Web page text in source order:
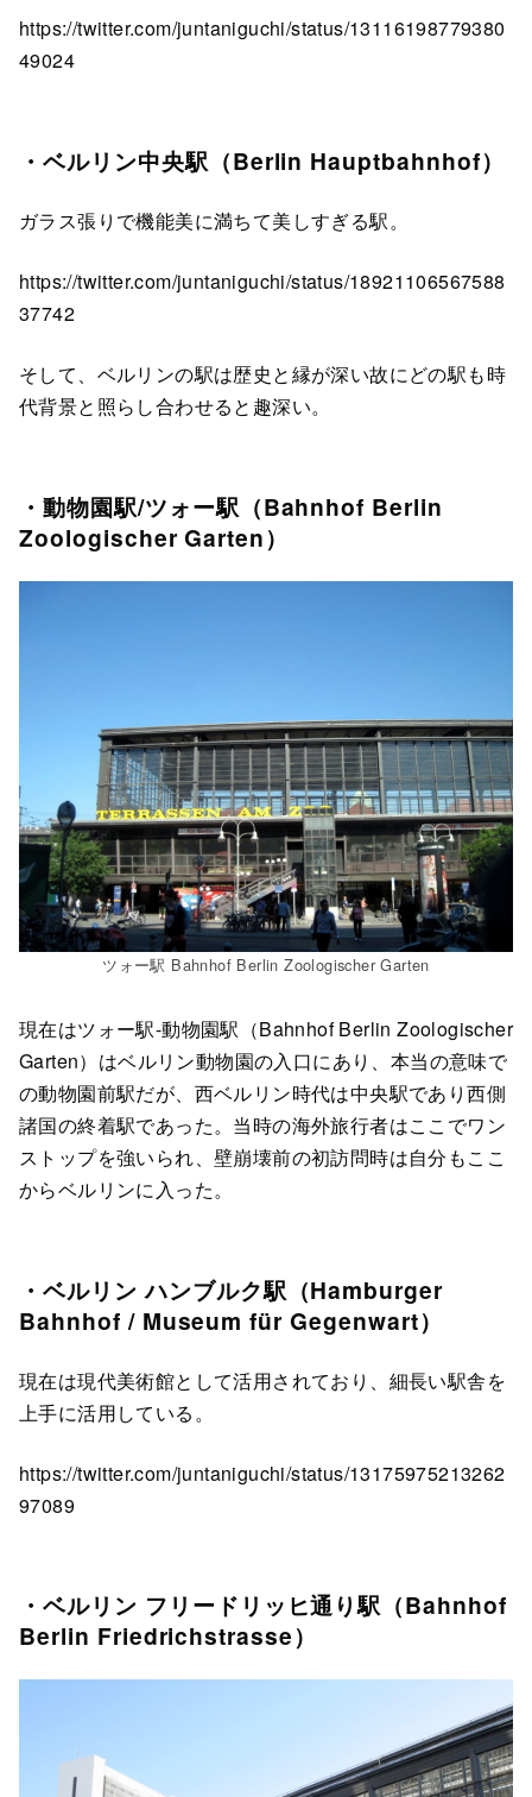
https://twitter.com/juntaniguchi/status/13116198779380
49024
・ベルリン中央駅（Berlin Hauptbahnhof）
ガラス張りで機能美に満ちて美しすぎる駅。
https://twitter.com/juntaniguchi/status/18921106567588
37742
そして、ベルリンの駅は歴史と縁が深い故にどの駅も時
代背景と照らし合わせると趣深い。
・動物園駅/ツォー駅（Bahnhof Berlin
Zoologischer Garten）
ツォー駅 Bahnhof Berlin Zoologischer Garten
現在はツォー駅-動物園駅（Bahnhof Berlin Zoologischer
Garten）はベルリン動物園の入口にあり、本当の意味で
の動物園前駅だが、西ベルリン時代は中央駅であり西側
諸国の終着駅であった。当時の海外旅行者はここでワン
ストップを強いられ、壁崩壊前の初訪問時は自分もここ
からベルリンに入った。
・ベルリン ハンブルク駅（Hamburger
Bahnhof / Museum für Gegenwart）
現在は現代美術館として活用されており、細長い駅舎を
上手に活用している。
https://twitter.com/juntaniguchi/status/13175975213262
97089
・ベルリン フリードリッヒ通り駅（Bahnhof
Berlin Friedrichstrasse）